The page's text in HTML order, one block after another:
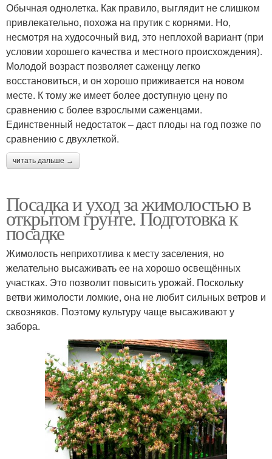
Обычная однолетка. Как правило, выглядит не слишком
привлекательно, похожа на прутик с корнями. Но,
несмотря на худосочный вид, это неплохой вариант (при
условии хорошего качества и местного происхождения).
Молодой возраст позволяет саженцу легко
восстановиться, и он хорошо приживается на новом
месте. К тому же имеет более доступную цену по
сравнению с более взрослыми саженцами.
Единственный недостаток – даст плоды на год позже по
сравнению с двухлеткой.
читать дальше →
Посадка и уход за жимолостью в
открытом грунте. Подготовка к
посадке
Жимолость неприхотлива к месту заселения, но
желательно высаживать ее на хорошо освещённых
участках. Это позволит повысить урожай. Поскольку
ветви жимолости ломкие, она не любит сильных ветров и
сквозняков. Поэтому культуру чаще высаживают у
забора.